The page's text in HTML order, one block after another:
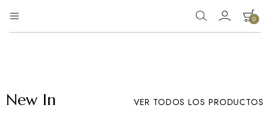
0
New In VER TODOS LOS PRODUCTOS